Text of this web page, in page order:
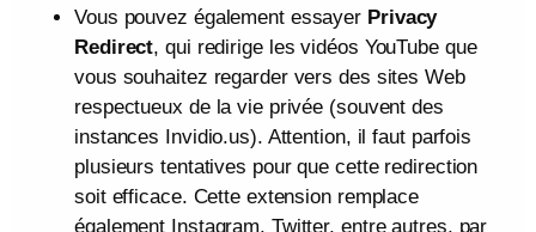
Vous pouvez également essayer Privacy
Redirect, qui redirige les vidéos YouTube que
vous souhaitez regarder vers des sites Web
respectueux de la vie privée (souvent des
instances Invidio.us). Attention, il faut parfois
plusieurs tentatives pour que cette redirection
soit efficace. Cette extension remplace
également Instagram, Twitter, entre autres, par